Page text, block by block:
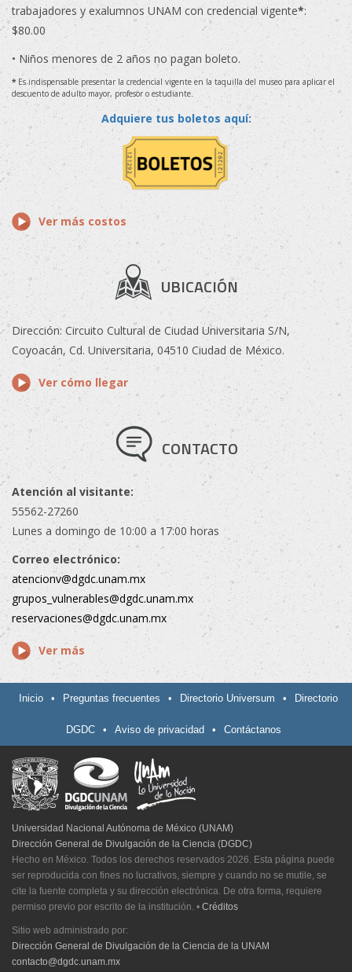
trabajadores y exalumnos UNAM con credencial vigente*:
$80.00
• Niños menores de 2 años no pagan boleto.
* Es indispensable presentar la credencial vigente en la taquilla del museo para aplicar el
descuento de adulto mayor, profesor o estudiante.
Adquiere tus boletos aquí:
Ver más costos
UBICACIÓN
Dirección: Circuito Cultural de Ciudad Universitaria S/N,
Coyoacán, Cd. Universitaria, 04510 Ciudad de México.
Ver cómo llegar
CONTACTO
Atención al visitante:
55562-27260
Lunes a domingo de 10:00 a 17:00 horas
Correo electrónico:
atencionv@dgdc.unam.mx
grupos_vulnerables@dgdc.unam.mx
reservaciones@dgdc.unam.mx
Ver más
Inicio • Preguntas frecuentes • Directorio Universum • Directorio
DGDC • Aviso de privacidad • Contáctanos
Universidad Nacional Autónoma de México (UNAM)
Dirección General de Divulgación de la Ciencia (DGDC)
Hecho en México. Todos los derechos reservados 2026. Esta página puede
ser reproducida con fines no lucrativos, siempre y cuando no se mutile, se
cite la fuente completa y su dirección electrónica. De otra forma, requiere
permiso previo por escrito de la institución. • Créditos
Sitio web administrado por:
Dirección General de Divulgación de la Ciencia de la UNAM
contacto@dgdc.unam.mx